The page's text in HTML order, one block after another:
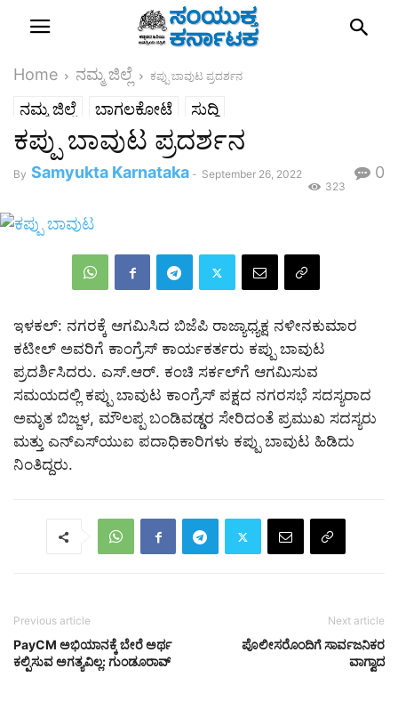
Home ನಮ್ಮ ಜಿಲ್ಲೆ ಕಪ್ಪು ಬಾವುಟ ಪ್ರದರ್ಶನ
ನಮ್ಮ ಜಿಲ್ಲೆ ಬಾಗಲಕೋಟೆ ಸುದ್ದಿ
ಕಪ್ಪು ಬಾವುಟ ಪ್ರದರ್ಶನ
By Samyukta Karnataka - September 26, 2022 0
323
ಇಳಕಲ್: ನಗರಕ್ಕೆ ಆಗಮಿಸಿದ ಬಿಜೆಪಿ ರಾಜ್ಯಾಧ್ಯಕ್ಷ ನಳೀನಕುಮಾರ
ಕಟೀಲ್ ಅವರಿಗೆ ಕಾಂಗ್ರೆಸ್ ಕಾರ್ಯಕರ್ತರು ಕಪ್ಪು ಬಾವುಟ
ಪ್ರದರ್ಶಿಸಿದರು. ಎಸ್.ಆರ್. ಕಂಚಿ ಸರ್ಕಲ್‌ಗೆ ಆಗಮಿಸುವ
ಸಮಯದಲ್ಲಿ ಕಪ್ಪು ಬಾವುಟ ಕಾಂಗ್ರೆಸ್ ಪಕ್ಷದ ನಗರಸಭೆ ಸದಸ್ಯರಾದ
ಅಮೃತ ಬಿಜ್ಜಳ, ಮೌಲಪ್ಪ ಬಂಡಿವಡ್ಡರ ಸೇರಿದಂತೆ ಪ್ರಮುಖ ಸದಸ್ಯರು
ಮತ್ತು ಎನ್ಎಸ್‌ಯುಐ ಪದಾಧಿಕಾರಿಗಳು ಕಪ್ಪು ಬಾವುಟ ಹಿಡಿದು
ನಿಂತಿದ್ದರು.
Previous article
PayCM ಅಭಿಯಾನಕ್ಕೆ ಬೇರೆ ಅರ್ಥ
ಕಲ್ಪಿಸುವ ಅಗತ್ಯವಿಲ್ಲ: ಗುಂಡೂರಾವ್‌
Next article
ಪೊಲೀಸರೊಂದಿಗೆ ಸಾರ್ವಜನಿಕರ
ವಾಗ್ವಾದ